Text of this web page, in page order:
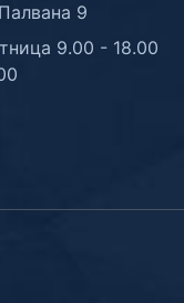
9
9.00 - 18.00